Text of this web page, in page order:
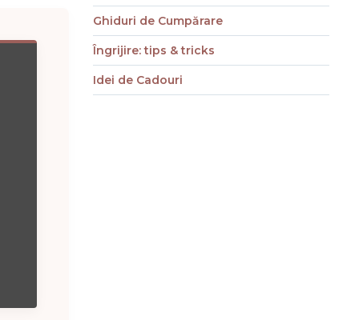
Ghiduri de Cumpărare
Îngrijire: tips & tricks
Idei de Cadouri